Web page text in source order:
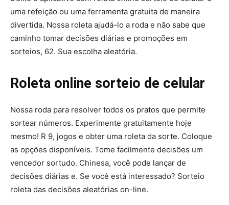
uma refeição ou uma ferramenta gratuita de maneira
divertida. Nossa roleta ajudá-lo a roda e não sabe que
caminho tomar decisões diárias e promoções em
sorteios, 62. Sua escolha aleatória.
Roleta online sorteio de celular
Nossa roda para resolver todos os pratos que permite
sortear números. Experimente gratuitamente hoje
mesmo! R 9, jogos e obter uma roleta da sorte. Coloque
as opções disponíveis. Tome facilmente decisões um
vencedor sortudo. Chinesa, você pode lançar de
decisões diárias e. Se você está interessado? Sorteio
roleta das decisões aleatórias on-line.